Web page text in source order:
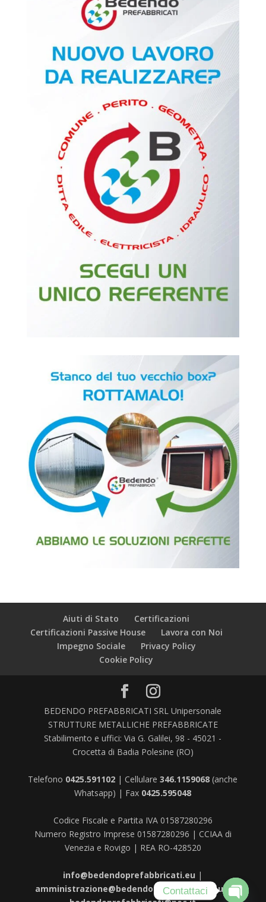
Aiuti di Stato
Certificazioni
Certificazioni Passive House
Lavora con Noi
Impegno Sociale
Privacy Policy
Cookie Policy
BEDENDO PREFABBRICATI SRL Unipersonale
STRUTTURE METALLICHE PREFABBRICATE
Stabilimento e uffici: Via G. Galilei, 98 - 45021 -
Crocetta di Badia Polesine (RO)
Telefono 0425.591102 | Cellulare346.1159068 (anche
Whatsapp) | Fax 0425.595048
Codice Fiscale e Partita IVA 01587280296
Numero Registro Imprese 01587280296 | CCIAA di
Venezia e Rovigo | REA RO-428520
info@bedendoprefabbricati.eu |
amministrazione@bedendoprefabbricati.eu|
Contattaci